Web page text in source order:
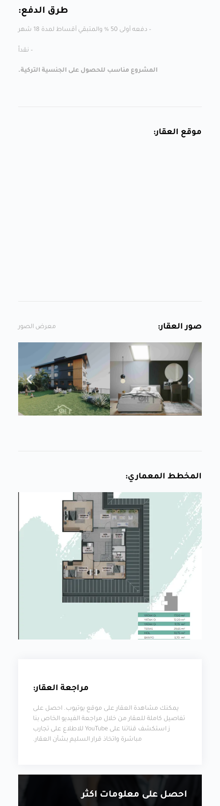
طرق الدفع:
– دفعه أولى 50 % والمتبقي أقساط لمدة 18 شهر
– نقداً
المشروع مناسب للحصول على الجنسية التركية.
موقع العقار:
صور العقار: معرض الصور
المخطط المعماري:
مراجعة العقار:
يمكنك مشاهدة العقار على موقع يوتيوب. احصل على
تفاصيل كاملة للعقار من خلال مراجعة الفيديو الخاص بنا
ز استكشف قناتنا على YouTube للاطلاع على تجارب
مباشرة واتخاذ قرار السليم بشأن العقار.
احصل على معلومات اكثر